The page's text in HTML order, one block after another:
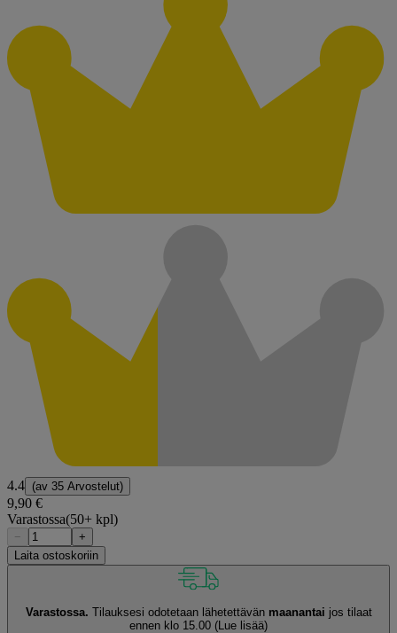
4.4 (av 35 Arvostelut)
9,90 €
Varastossa(50+ kpl)
−
+
Laita ostoskoriin
Varastossa. Tilauksesi odotetaan lähetettävän maanantai jos tilaat
ennen klo 15.00 (Lue lisää)